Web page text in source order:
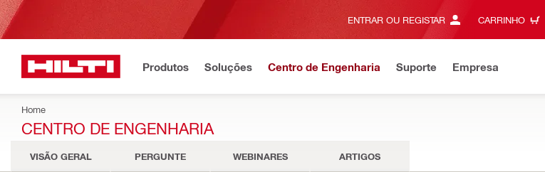
ENTRAR OU REGISTAR CARRINHO
Produtos Soluções Centro de Engenharia Suporte Empresa
Home
CENTRO DE ENGENHARIA
VISÃO GERAL PERGUNTE WEBINARES ARTIGOS